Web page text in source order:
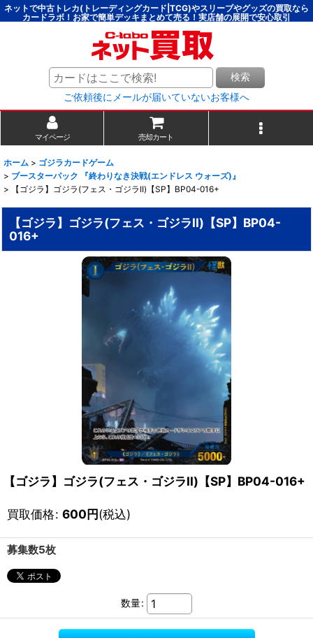
ネットで中古トレカ(トレーディングカード|TCG)やスリーブやグッズの買取なら
カードラボ！お家で簡単デッキまとめて売る！実店舗の展開で安心取引
検索
ご依頼後にメールが届いていないお客様へ
マイページ 売却カート
ホーム > ゴジラカードゲーム
> ブースターパック 『終わりなき決戦(エンドレス ウォーズ)』
>
【ゴジラ】ゴジラ(フェス・ゴジラII)【SP】BP04-016+
【ゴジラ】ゴジラ(フェス・ゴジラII)【SP】BP04-
016+
【ゴジラ】ゴジラ(フェス・ゴジラII)【SP】BP04-016+
買取価格: 600円(税込)
募集数5枚
数量: